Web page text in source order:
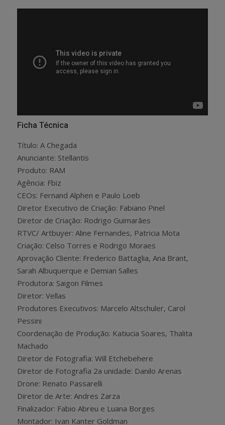
Ficha Técnica
Título: A Chegada
Anunciante: Stellantis
Produto: RAM
Agência: Fbiz
CEOs: Fernand Alphen e Paulo Loeb
Diretor Executivo de Criação: Fabiano Pinel
Diretor de Criação: Rodrigo Guimarães
RTVC/ Artbuyer: Aline Fernandes, Patricia Mota
Criação: Celso Torres e Rodrigo Moraes
Aprovação Cliente: Frederico Battaglia, Ana Brant,
Sarah Albuquerque e Demian Salles
Produtora: Saigon Filmes
Diretor: Vellas
Produtores Executivos: Marcelo Altschuler, Carol
Pessini
Coordenação de Produção: Katiucia Soares, Thalita
Machado
Diretor de Fotografia: Will Etchebehere
Diretor de Fotografia 2a unidade: Danilo Arenas
Drone: Renato Passarelli
Diretor de Arte: Andres Zarza
Finalizador: Fabio Abreu e Luana Borges
Montador: Ivan Kanter Goldman